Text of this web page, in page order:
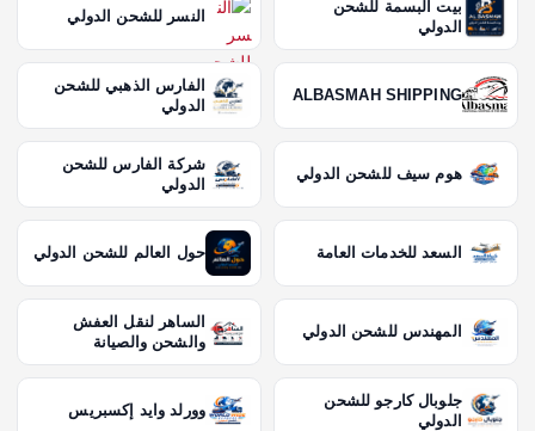
بيت البسمة للشحن
الدولي
النسر للشحن الدولي
ALBASMAH SHIPPING
الفارس الذهبي للشحن
الدولي
هوم سيف للشحن الدولي
شركة الفارس للشحن
الدولي
السعد للخدمات العامة حول العالم للشحن الدولي
المهندس للشحن الدولي
الساهر لنقل العفش
والشحن والصيانة
جلوبال كارجو للشحن
الدولي
وورلد وايد إكسبريس